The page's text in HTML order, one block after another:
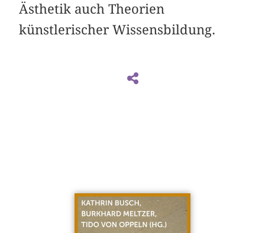
Ästhetik auch Theorien
künstlerischer Wissensbildung.